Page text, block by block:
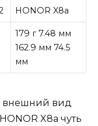
HONOR X8a
179 г 7.48 мм
162.9 мм 74.5
мм
внешний вид
X8a чуть